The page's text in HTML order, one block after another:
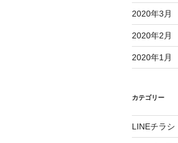
2020年3月
2020年2月
2020年1月
カテゴリー
LINEチラシ